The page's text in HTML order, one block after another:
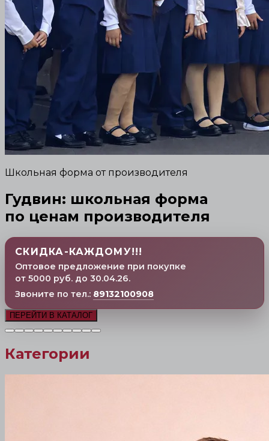
Школьная форма от производителя
Гудвин: школьная форма
по ценам производителя
СКИДКА-КАЖДОМУ!!!
Оптовое предложение при покупке
от 5000 руб. до 30.04.26.
Звоните по тел.: 89132100908
ПЕРЕЙТИ В КАТАЛОГ
Категории